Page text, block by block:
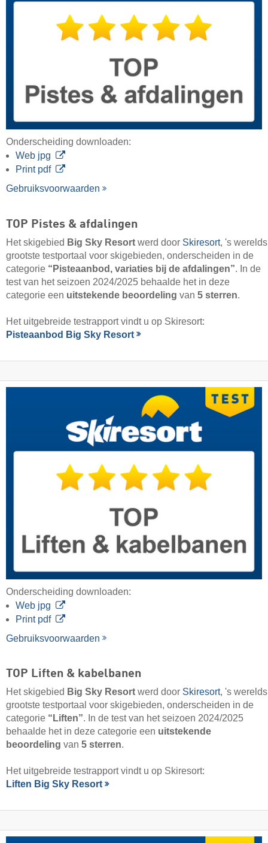
Onderscheiding downloaden:
Web jpg
Print pdf
Gebruiksvoorwaarden
TOP Pistes & afdalingen
Het skigebied Big Sky Resort werd door Skiresort, 's werelds
grootste testportaal voor skigebieden, onderscheiden in de
categorie “Pisteaanbod, variaties bij de afdalingen”. In de
test van het seizoen 2024/2025 behaalde het in deze
categorie een uitstekende beoordeling van 5 sterren.
Het uitgebreide testrapport vindt u op Skiresort:
Pisteaanbod Big Sky Resort
Onderscheiding downloaden:
Web jpg
Print pdf
Gebruiksvoorwaarden
TOP Liften & kabelbanen
Het skigebied Big Sky Resort werd door Skiresort, 's werelds
grootste testportaal voor skigebieden, onderscheiden in de
categorie “Liften”. In de test van het seizoen 2024/2025
behaalde het in deze categorie een uitstekende
beoordeling van 5 sterren.
Het uitgebreide testrapport vindt u op Skiresort:
Liften Big Sky Resort